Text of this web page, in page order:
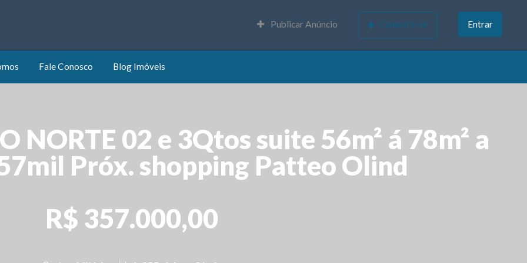
Publicar Anúncio Cadastre-se Entrar
Fale Conosco Blog Imóveis
NORTE 02 e 3Qtos suite 56m² á 78m² a
Próx. shopping Patteo Olind
R$ 357.000,00